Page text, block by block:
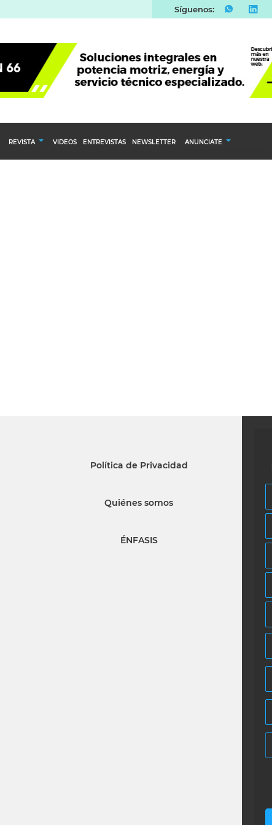
Síguenos:
REVISTA VIDEOS ENTREVISTAS NEWSLETTER ANUNCIATE
Política de Privacidad
Quiénes somos
ÉNFASIS